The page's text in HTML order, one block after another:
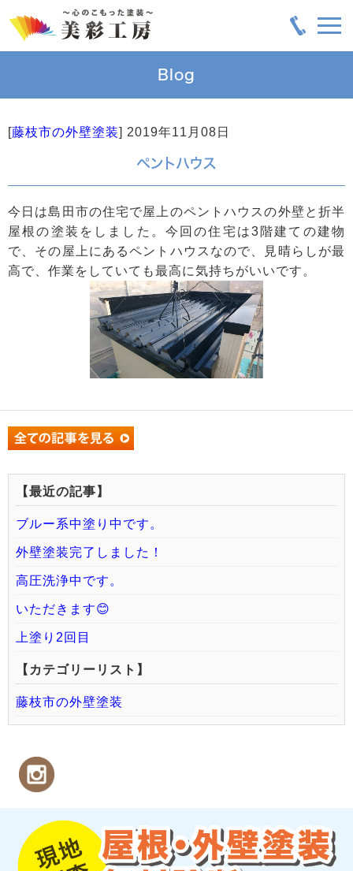
Blog
[藤枝市の外壁塗装] 2019年11月08日
ペントハウス
今日は島田市の住宅で屋上のペントハウスの外壁と折半
屋根の塗装をしました。今回の住宅は3階建ての建物
で、その屋上にあるペントハウスなので、見晴らしが最
高で、作業をしていても最高に気持ちがいいです。
【最近の記事】
ブルー系中塗り中です。
外壁塗装完了しました！
高圧洗浄中です。
いただきます😊
上塗り2回目
【カテゴリーリスト】
藤枝市の外壁塗装